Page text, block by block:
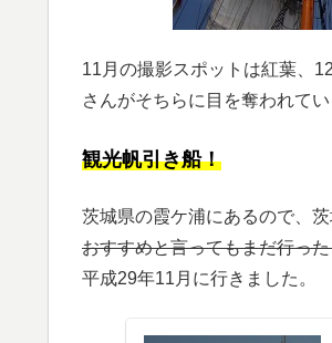
11月の撮影スポットは紅葉、
さんがそちらに目を奪われて
観光帆引き船！
茨城県の霞ケ浦にあるので、
おすすめと言ってもまだ行っ
平成29年11月に行きました。